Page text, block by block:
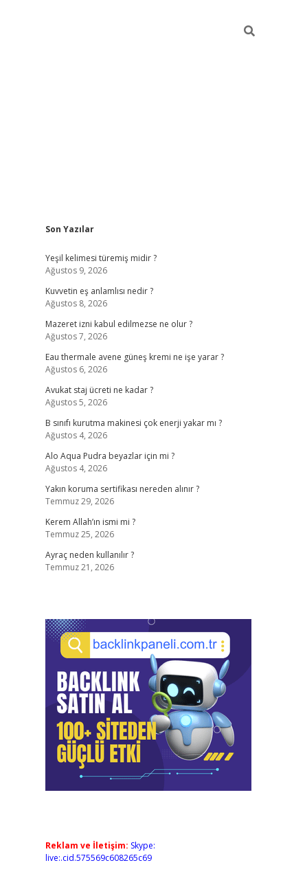
Sidebar
Son Yazılar
Yeşil kelimesi türemiş midir ?
Ağustos 9, 2026
Kuvvetin eş anlamlısı nedir ?
Ağustos 8, 2026
Mazeret izni kabul edilmezse ne olur ?
Ağustos 7, 2026
Eau thermale avene güneş kremi ne işe yarar ?
Ağustos 6, 2026
Avukat staj ücreti ne kadar ?
Ağustos 5, 2026
B sınıfı kurutma makinesi çok enerji yakar mı ?
Ağustos 4, 2026
Alo Aqua Pudra beyazlar için mi ?
Ağustos 4, 2026
Yakın koruma sertifikası nereden alınır ?
Temmuz 29, 2026
Kerem Allah’ın ismi mi ?
Temmuz 25, 2026
Ayraç neden kullanılır ?
Temmuz 21, 2026
Reklam ve İletişim: Skype:
live:.cid.575569c608265c69